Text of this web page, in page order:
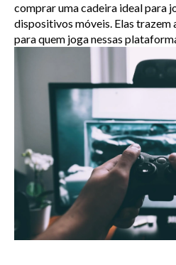
comprar uma cadeira ideal para
dispositivos móveis. Elas trazem
para quem joga nessas